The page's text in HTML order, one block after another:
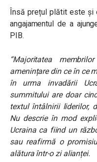
Însă prețul plătit este și
angajamentul de a
PIB.
“Majoritatea
amenințare din ce în ce
în urma invadării
summitului are doar
textul întâlnirii liderilor,
Nu descrie în mod
Ucraina ca fiind un
sau reafirmă o
alătura într-o zi alianței.